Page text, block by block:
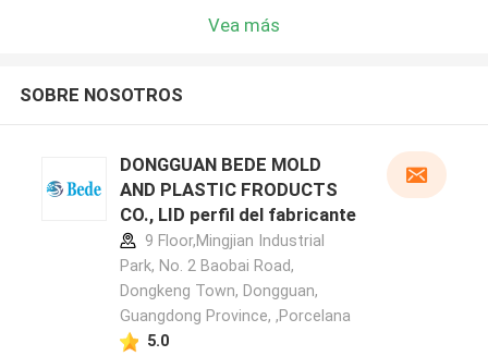
Vea más
SOBRE NOSOTROS
DONGGUAN BEDE MOLD
AND PLASTIC FRODUCTS
CO., LID perfil del fabricante
9 Floor,Mingjian Industrial
Park, No. 2 Baobai Road,
Dongkeng Town, Dongguan,
Guangdong Province, ,Porcelana
5.0